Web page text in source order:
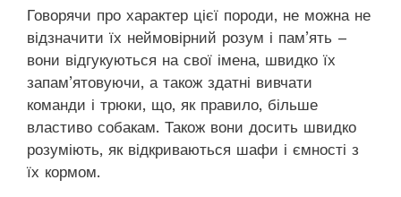
Говорячи про характер цієї породи, не можна не
відзначити їх неймовірний розум і пам’ять –
вони відгукуються на свої імена, швидко їх
запам’ятовуючи, а також здатні вивчати
команди і трюки, що, як правило, більше
властиво собакам. Також вони досить швидко
розуміють, як відкриваються шафи і ємності з
їх кормом.